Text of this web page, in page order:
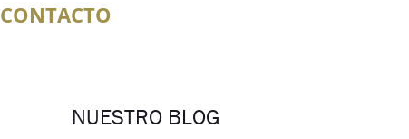
CONTACTO
NUESTRO BLOG